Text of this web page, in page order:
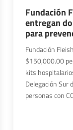
Fundación
entregan
para
Fundación
$150,000.00
kits
Delegación Sur
personas con